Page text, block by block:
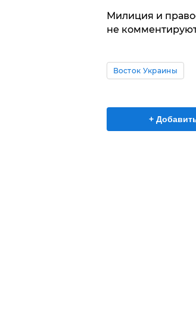
Милиция и
не
Восток Украины
+